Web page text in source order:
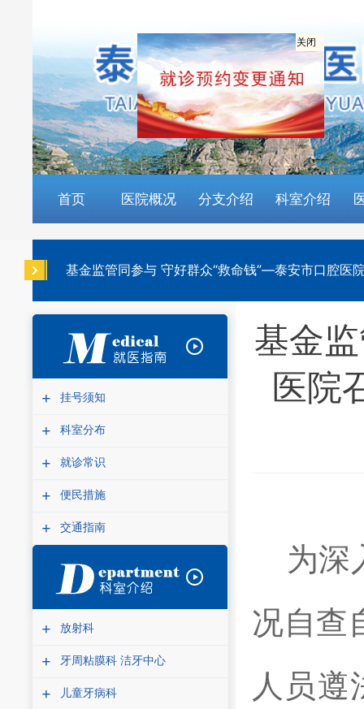
首页 医院概况 分支介绍 科室介绍
+ 挂号须知
+ 科室分布
+ 就诊常识
+ 便民措施
+ 交通指南
+ 放射科
+ 牙周粘膜科 洁牙中心
+ 儿童牙病科
基金监管同参与 守好群众“救命钱”—泰安市口腔医
基金
医院
为深
况自查
人员遵
关闭